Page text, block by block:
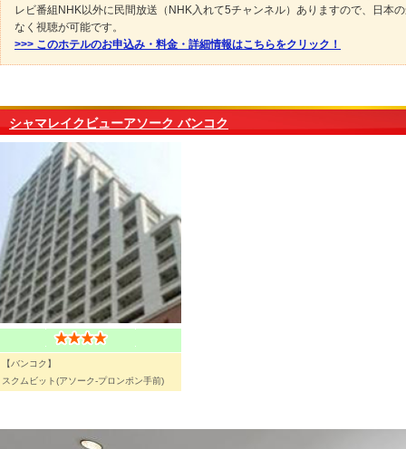
レビ番組NHK以外に民間放送（NHK入れて5チャンネル）ありますので、日本
なく視聴が可能です。
>>> このホテルのお申込み・料金・詳細情報はこちらをクリック！
シャマレイクビューアソーク バンコク
【バンコク】
スクムビット(アソーク-プロンポン手前)